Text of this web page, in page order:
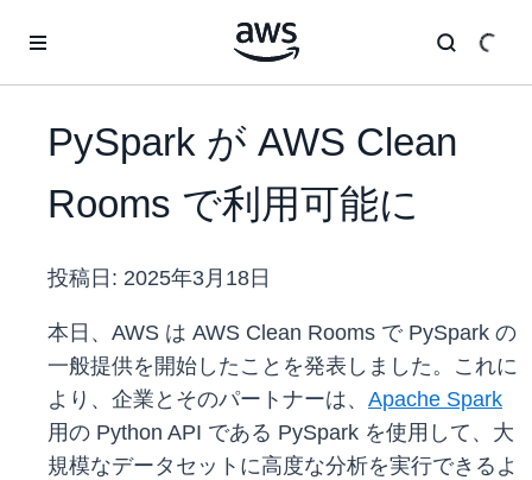
PySpark が AWS Clean
Rooms で利用可能に
投稿日: 2025年3月18日
本日、AWS は AWS Clean Rooms で PySpark の
一般提供を開始したことを発表しました。これに
より、企業とそのパートナーは、 Apache Spark
用の Python API である PySpark を使用して、大
規模なデータセットに高度な分析を実行できるよ